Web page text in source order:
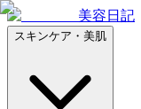
美容日記
スキンケア・美肌